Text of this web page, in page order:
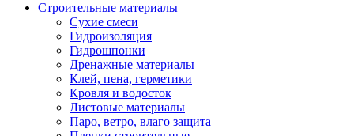
Строительные материалы
Сухие смеси
Гидроизоляция
Гидрошпонки
Дренажные материалы
Клей, пена, герметики
Кровля и водосток
Листовые материалы
Паро, ветро, влаго защита